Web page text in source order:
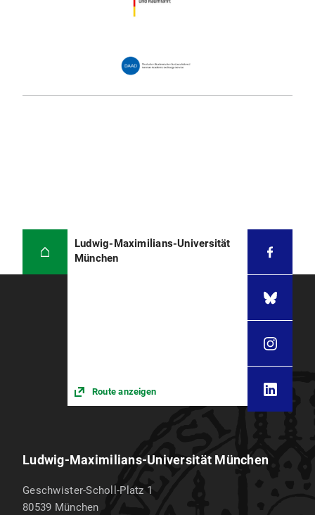
Ludwig-Maximilians-Universität
München
Route anzeigen
Ludwig-Maximilians-Universität München
Geschwister-Scholl-Platz 1
80539 München